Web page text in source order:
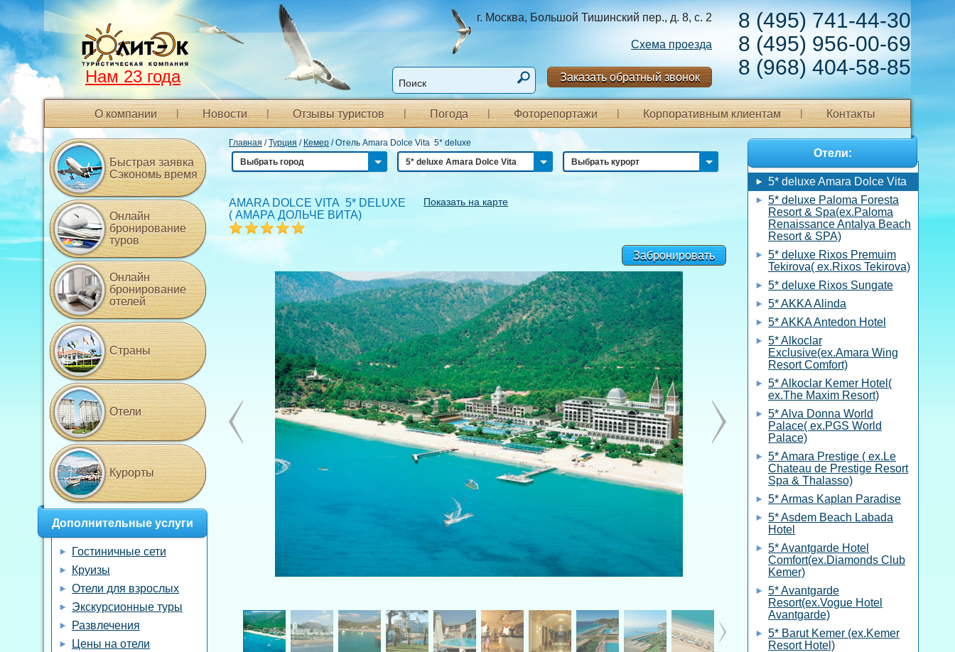
8 (495) 741-44-30
8 (495) 956-00-69
8 (968) 404-58-85
г. Москва, Большой Тишинский пер., д. 8, с. 2
Схема проезда
Заказать обратный звонок
Нам 23 года
О компании Новости Отзывы туристов Погода Фоторепортажи Корпоративным клиентам Контакты
Главная /Турция / Кемер /Отель Amara Dolce Vita 5* deluxe
Выбрать город
5* deluxe Amara Dolce Vita Выбрать курорт
AMARA DOLCE VITA 5* DELUXE
( АМАРА ДОЛЬЧЕ ВИТА)
Показать на карте
Забронировать
Быстрая заявка
Сэкономь время
Онлайн
бронирование
туров
Онлайн
бронирование
отелей
Страны
Отели
Курорты
Дополнительные услуги
Гостиничные сети
Круизы
Отели для взрослых
Экскурсионные туры
Развлечения
Цены на отели
Отели:
5* deluxe Amara Dolce Vita
5* deluxe Paloma Foresta
Resort & Spa(ex.Paloma
Renaissance Antalya Beach
Resort & SPA)
5* deluxe Rixos Premuim
Tekirova( ex.Rixos Tekirova)
5* deluxe Rixos Sungate
5* AKKA Alinda
5* AKKA Antedon Hotel
5* Alkoclar
Exclusive(ex.Amara Wing
Resort Comfort)
5* Alkoclar Kemer Hotel(
ex.The Maxim Resort)
5* Alva Donna World
Palace( ex.PGS World
Palace)
5* Amara Prestige ( ex.Le
Chateau de Prestige Resort
Spa & Thalasso)
5* Armas Kaplan Paradise
5* Asdem Beach Labada
Hotel
5* Avantgarde Hotel
Comfort(ex.Diamonds Club
Kemer)
5* Avantgarde
Resort(ex.Vogue Hotel
Avantgarde)
5* Barut Kemer (ex.Kemer
Resort Hotel)